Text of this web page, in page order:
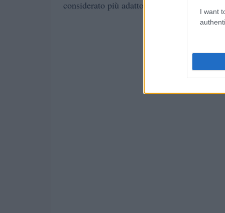
I want
considerato più adatto alle esigenze tattiche